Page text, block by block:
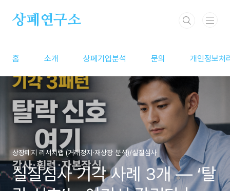
상폐연구소
홈 소개 상폐기업분석 문의 개인정보처
상장폐지 리서치랩 (거래정지·재상장 분석)/실질심사
실질심사 기각 사례 3개 — ‘탈